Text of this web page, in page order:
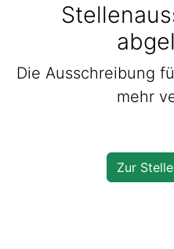
Die Ausschreibung
mehr
Zur